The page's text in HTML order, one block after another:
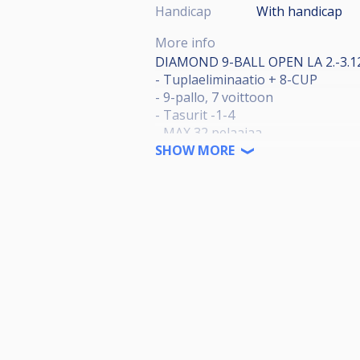
Handicap
With handicap
More info
DIAMOND 9-BALL OPEN LA 2.-
- Tuplaeliminaatio + 8-CUP
- 9-pallo, 7 voittoon
- Tasurit -1-4
- MAX 32 pelaajaa
- Pelin aloitus tasoituksista,
SHOW MORE